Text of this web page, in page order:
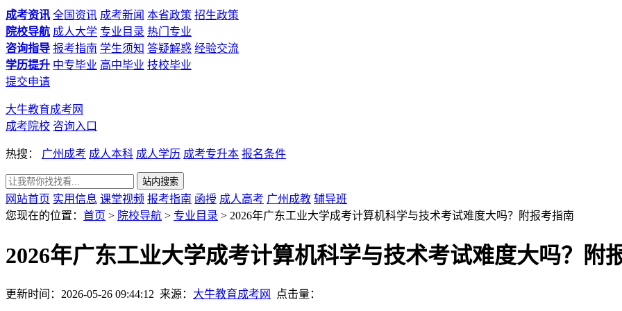
成考资讯 全国资讯 成考新闻 本省政策 招生政策
院校导航 成人大学 专业目录 热门专业
咨询指导 报考指南 学生须知 答疑解惑 经验交流
学历提升 中专毕业 高中毕业 技校毕业
提交申请
大牛教育成考网
成考院校 咨询入口
热搜： 广州成考 成人本科 成人学历 成考专升本 报名条件
网站首页 实用信息 课堂视频 报考指南 函授 成人高考 广州成教 辅导班
您现在的位置： 首页 > 院校导航 > 专业目录 > 2026年广东工业大学成考计算机科学与技术考试难度大吗？附报考指南
2026年广东工业大学成考计算机科学与技术考试难度大吗？附
更新时间：2026-05-26 09:44:12 来源： 大牛教育成考网 点击量：